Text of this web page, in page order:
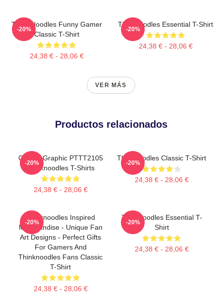
Think Noodles Funny Gamer
Classic T-Shirt
24,38 € - 28,06 €
-20%
Thinknoodles Essential T-Shirt
24,38 € - 28,06 €
-20%
VER MÁS
Productos relacionados
Classic Graphic PTTT2105
Thinknoodles T-Shirts
24,38 € - 28,06 €
-20%
Thinknoodles Classic T-Shirt
24,38 € - 28,06 €
-20%
Thinknoodles Inspired
Merchandise - Unique Fan
Art Designs - Perfect Gifts
For Gamers And
Thinknoodles Fans Classic
T-Shirt
24,38 € - 28,06 €
-20%
Thinknoodles Essential T-
Shirt
24,38 € - 28,06 €
-20%